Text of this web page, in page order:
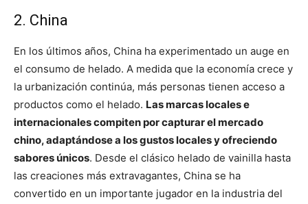
2. China
En los últimos años, China ha experimentado un auge en
el consumo de helado. A medida que la economía crece y
la urbanización continúa, más personas tienen acceso a
productos como el helado. Las marcas locales e
internacionales compiten por capturar el mercado
chino, adaptándose a los gustos locales y ofreciendo
sabores únicos. Desde el clásico helado de vainilla hasta
las creaciones más extravagantes, China se ha
convertido en un importante jugador en la industria del